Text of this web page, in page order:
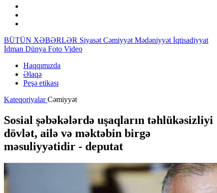
BÜTÜN XƏBƏRLƏR Siyasət Cəmiyyət Mədəniyyət İqtisadiyyat
İdman Dünya Foto Video
Haqqımızda
Əlaqə
Peşə etikası
KateqoriyalarCəmiyyət
Sosial şəbəkələrdə uşaqların təhlükəsizliyi
dövlət, ailə və məktəbin birgə
məsuliyyətidir - deputat